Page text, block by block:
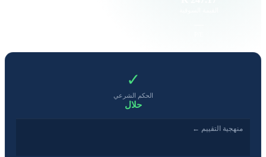
✓
الحكم الشرعي
حلال
منهجية التقييم ←